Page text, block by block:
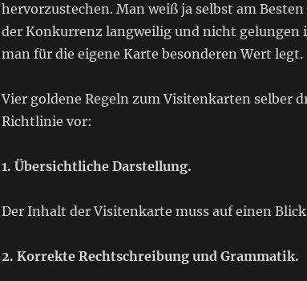
hervorzustechen. Man weiß ja selbst am
der Konkurrenz langweilig und nicht gelungen
man für die eigene Karte besonderen Wert legt.
Vier goldene Regeln zum Visitenkarten selber
Richtlinie vor:
1. Übersichtliche Darstellung.
Der Inhalt der Visitenkarte muss auf einen
2. Korrekte Rechtschreibung und Grammatik.